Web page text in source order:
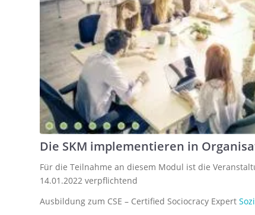
Die SKM implementieren in
Für die Teilnahme an diesem Modul ist die
14.01.2022 verpflichtend
Ausbildung zum CSE – Certified Sociocracy Expert